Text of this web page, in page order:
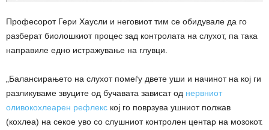
Професорот Гери Хаусли и неговиот тим се обидувале да го
разберат биолошкиот процес зад контролата на слухот, па така
направиле едно истражување на глувци.
„Балансирањето на слухот помеѓу двете уши и начинот на кој ги
разликуваме звуците од бучавата зависат од нервниот
оливокохлеарен рефлекс кој го поврзува ушниот полжав
(кохлеа) на секое уво со слушниот контролен центар на мозокот.